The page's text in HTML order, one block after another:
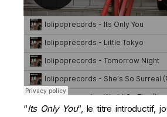
“Its Only You“, le titre introductif,